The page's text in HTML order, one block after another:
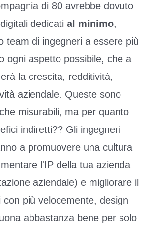
di 80 avrebbe dovuto
dedicatial minimo,
team di ingegneri a essere più
ogni aspetto possibile, che a
la crescita, redditività,
aziendale. Queste sono
misurabili, ma per quanto
indiretti?? Gli ingegneri
a promuovere una cultura
l'IP della tua azienda
aziendale) e migliorare il
con più velocemente, design
abbastanza bene per solo